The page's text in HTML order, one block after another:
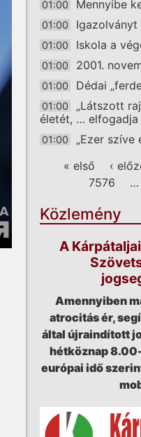
01:00 Mennyibe
01:00 Igazolványt
01:00 Iskola a
01:00 2001.
01:00 Dédai
01:00
„Látszott
életét, … elfogadja
01:00 „Ezer szíve
Oldalak
« első ‹
7576
…
Közlemény
A
Amennyiben
atrocitás ér,
által újraindított
hétköznap
európai idő